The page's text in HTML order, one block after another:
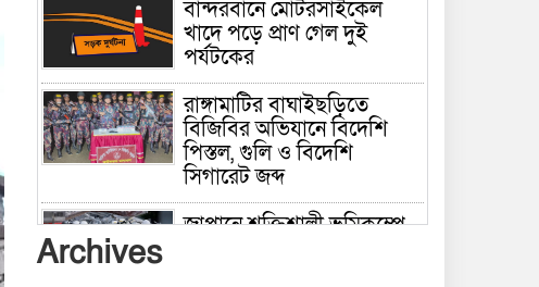
বান্দরবানে মোটরসাইকেল
খাদে পড়ে প্রাণ গেল দুই
পর্যটকের
রাঙ্গামাটির বাঘাইছড়িতে
বিজিবির অভিযানে বিদেশি
পিস্তল, গুলি ও বিদেশি
সিগারেট জব্দ
জাপানে শক্তিশালী ভূমিকম্পে
Archives